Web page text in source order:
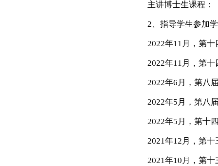
主讲博士生课程：
2、指导学生参加
2022年11 月，第
2022年11 月，第
2022年6 月，第八
2022年5 月，第八
2022年5 月，第十
2021年12 月，第
2021年10 月，第